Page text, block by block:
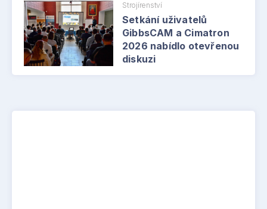
Strojírenství
Setkání uživatelů
GibbsCAM a Cimatron
2026 nabídlo otevřenou
diskuzi